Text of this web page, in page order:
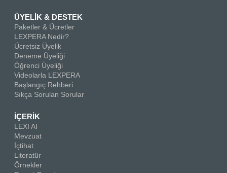
ÜYELİK & DESTEK
Paketler & Ücretler
LEXPERA Nedir?
Ücretsiz Üyelik
Deneme Üyeliği
Öğrenci Üyeliği
Videolarla LEXPERA
Başlangıç Rehberi
Sıkça Sorulan Sorular
İÇERİK
LEXI AI
Mevzuat
İçtihat
Literatür
Örnekler